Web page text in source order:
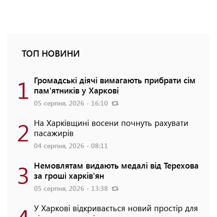
ТОП НОВИНИ
1 Громадські діячі вимагають прибрати сім
пам'ятників у Харкові
05 серпня, 2026 - 16:10
2 На Харківщині восени почнуть рахувати
пасажирів
04 серпня, 2026 - 08:11
3 Немовлятам видають медалі від Терехова
за гроші харків'ян
05 серпня, 2026 - 13:38
У Харкові відкривається новий простір для